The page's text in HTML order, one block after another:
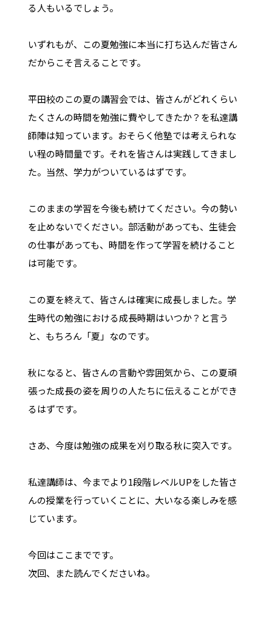
る人もいるでしょう。
いずれもが、この夏勉強に本当に打ち込んだ皆さん
だからこそ言えることです。
平田校のこの夏の講習会では、皆さんがどれくらい
たくさんの時間を勉強に費やしてきたか？を私達講
師陣は知っています。おそらく他塾では考えられな
い程の時間量です。それを皆さんは実践してきまし
た。当然、学力がついているはずです。
このままの学習を今後も続けてください。今の勢い
を止めないでください。部活動があっても、生徒会
の仕事があっても、時間を作って学習を続けること
は可能です。
この夏を終えて、皆さんは確実に成長しました。学
生時代の勉強における成長時期はいつか？と言う
と、もちろん「夏」なのです。
秋になると、皆さんの言動や雰囲気から、この夏頑
張った成長の姿を周りの人たちに伝えることができ
るはずです。
さあ、今度は勉強の成果を刈り取る秋に突入です。
私達講師は、今までより1段階レベルUPをした皆さ
んの授業を行っていくことに、大いなる楽しみを感
じています。
今回はここまでです。
次回、また読んでくださいね。